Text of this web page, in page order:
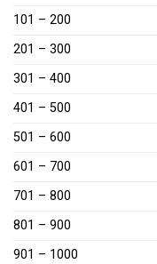
101 – 200
201 – 300
301 – 400
401 – 500
501 – 600
601 – 700
701 – 800
801 – 900
901 – 1000